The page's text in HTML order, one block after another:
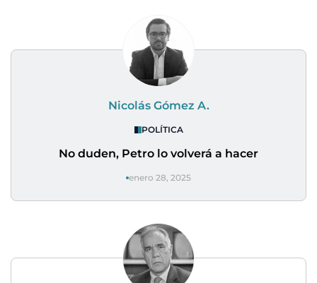
Nicolás Gómez A.
POLÍTICA
No duden, Petro lo volverá a hacer
enero 28, 2025